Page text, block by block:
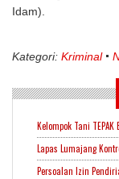
Idam).
Kategori: Kriminal
Kelompok Tani
Lapas Lumajang
Persoalan Izin